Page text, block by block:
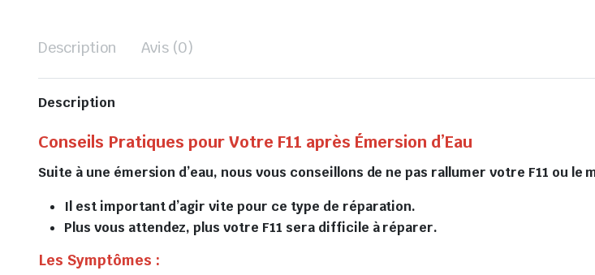
Description Avis (0)
Description
Conseils Pratiques pour Votre F11 après Émersion d’Eau
Suite à une émersion d’eau, nous vous conseillons de ne pas rallumer votre F11 ou
Il est important d’agir vite pour ce type de réparation.
Plus vous attendez, plus votre F11 sera difficile à réparer.
Les Symptômes :